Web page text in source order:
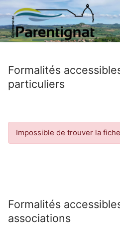
Aller
contenu
Formalités
particuliers
Impossible de trouver la
Formalités
associations